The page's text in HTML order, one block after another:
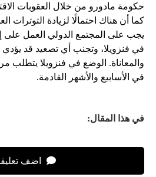
حكومة مادورو من خلال العقوبات
كما أن هناك احتمالًا لزيادة التوترات
يجب على المجتمع الدولي العمل على
في فنزويلا، وتجنب أي تصعيد قد
والمعاناة. الوضع في فنزويلا يتطلب
في الأسابيع والأشهر القادمة.
في هذا المقال:
اضف